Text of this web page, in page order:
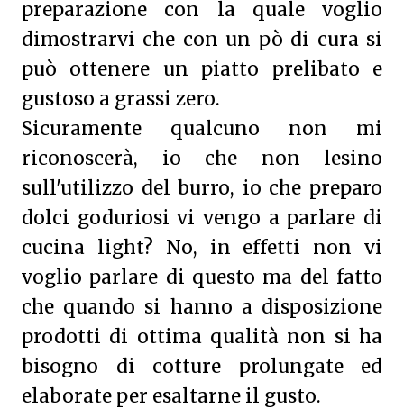
preparazione con la quale voglio
dimostrarvi che con un pò di cura si
può ottenere un piatto prelibato e
gustoso a grassi zero.
Sicuramente qualcuno non mi
riconoscerà, io che non lesino
sull'utilizzo del burro, io che preparo
dolci goduriosi vi vengo a parlare di
cucina light? No, in effetti non vi
voglio parlare di questo ma del fatto
che quando si hanno a disposizione
prodotti di ottima qualità non si ha
bisogno di cotture prolungate ed
elaborate per esaltarne il gusto.